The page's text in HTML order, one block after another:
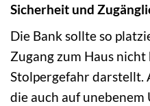
Sicherheit und
Die Bank sollte so
Zugang zum Haus
Stolpergefahr darstellt.
die auch auf